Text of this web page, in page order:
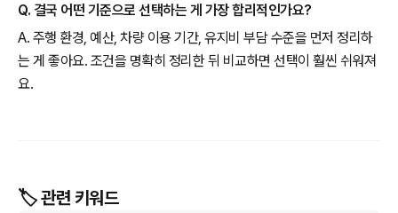
Q. 결국 어떤 기준으로 선택하는 게 가장 합리적인가요?
A. 주행 환경, 예산, 차량 이용 기간, 유지비 부담 수준을 먼저 정리하
는 게 좋아요. 조건을 명확히 정리한 뒤 비교하면 선택이 훨씬 쉬워져
요.
🏷️ 관련 키워드